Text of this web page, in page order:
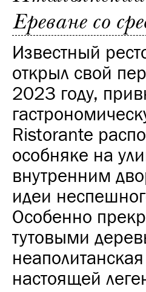
Ереване со
Известный
открыл свой
2023 году,
Ristorante
особняке на
внутренним
идеи
Особенно
тутовыми
настоящей